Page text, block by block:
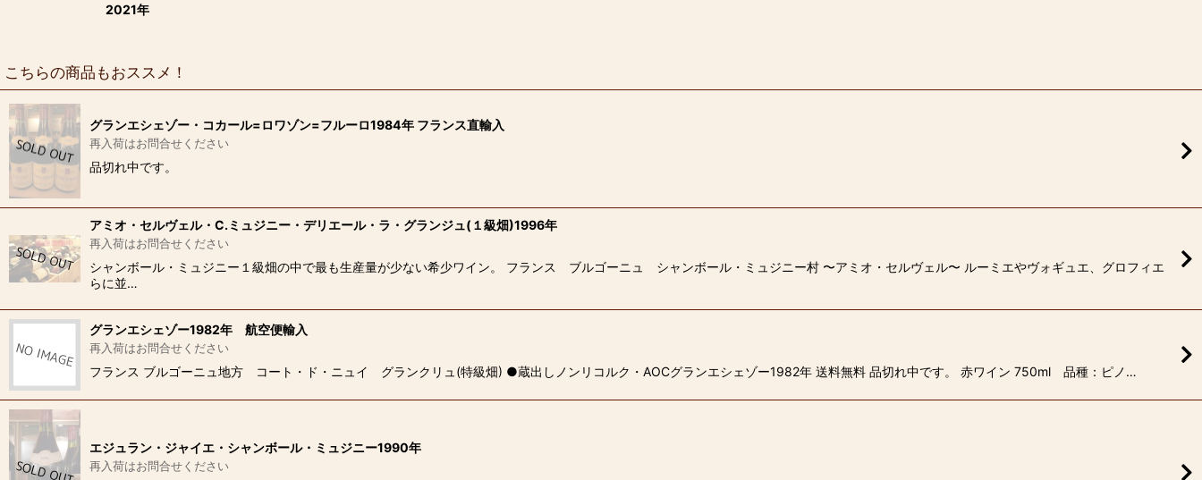
2021年
こちらの商品もおススメ！
グランエシェゾー・コカール=ロワゾン=フルーロ1984年 フランス直輸入
再入荷はお問合せください
品切れ中です。
アミオ・セルヴェル・C.ミュジニー・デリエール・ラ・グランジュ(１級畑)1996年
再入荷はお問合せください
シャンボール・ミュジニー１級畑の中で最も生産量が少ない希少ワイン。 フランス ブルゴーニュ シャンボール・ミュジニー村 〜アミオ・セルヴェル〜 ルーミエやヴォギュエ、グロフィエ
らに並…
グランエシェゾー1982年 航空便輸入
再入荷はお問合せください
フランス ブルゴーニュ地方 コート・ド・ニュイ グランクリュ(特級畑) ●蔵出しノンリコルク・AOCグランエシェゾー1982年 送料無料 品切れ中です。 赤ワイン 750ml 品種：ピノ…
エジュラン・ジャイエ・シャンボール・ミュジニー1990年
再入荷はお問合せください